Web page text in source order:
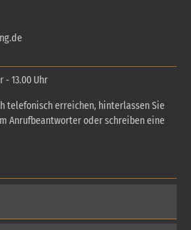
- 13.00 Uhr
telefonisch erreichen, hinterlassen Sie
Anrufbeantworter oder schreiben eine